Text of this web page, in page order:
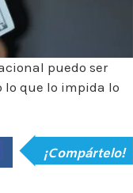
puedo ser
lo que lo impida lo
¡Compártelo!